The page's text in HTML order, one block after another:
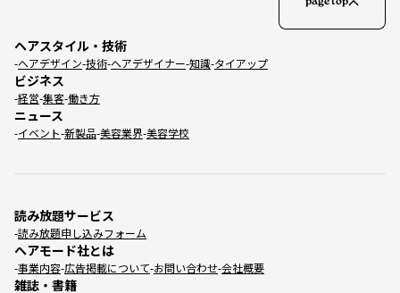
ヘアスタイル・技術
ヘアデザイン 技術 ヘアデザイナー 知識 タイアップ
ビジネス
経営 集客 働き方
ニュース
イベント 新製品 美容業界 美容学校
読み放題サービス
読み放題申し込みフォーム
ヘアモード社とは
事業内容 広告掲載について お問い合わせ 会社概要
雑誌・書籍